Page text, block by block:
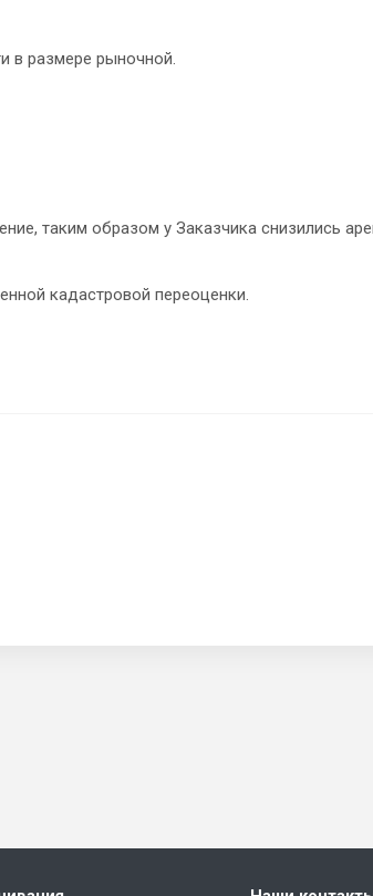
в размере рыночной.
таким образом у Заказчика снизились
кадастровой переоценки.